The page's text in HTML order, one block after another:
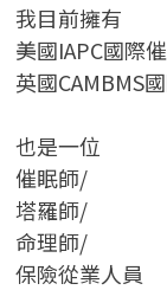
我目前擁有
美國IAPC國際
英國CAMBMS
也是一位
催眠師/
塔羅師/
命理師/
保險從業人員